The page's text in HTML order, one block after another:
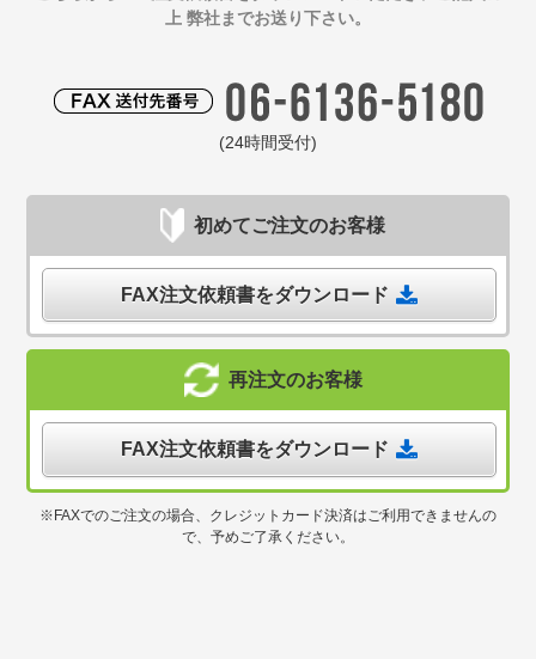
上 弊社までお送り下さい。
(24時間受付)
初めてご注文のお客様
FAX注文依頼書をダウンロード
再注文のお客様
FAX注文依頼書をダウンロード
※FAXでのご注文の場合、クレジットカード決済はご利用できませんの
で、予めご了承ください。